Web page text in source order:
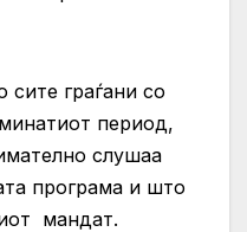
сите граѓани со
период,
слушаа
програма и што
мандат.